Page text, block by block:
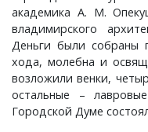
академика А. М.
владимирского
Деньги были собраны
хода, молебна и
возложили венки,
остальные –
Городской Думе
Слотино, село
Сорокина, деревня
Старова, деревня
Паустово, деревня
Пески, деревня
Пировы-Городищи,
Фролово, урочище
Чулково, поселок
Шубино, деревня
Старково, деревня
Таланово, деревня
Тасинский Бор, поселок
Горки, село
Городок, деревня
Гусево, деревня
Малышево, село
Маринино, село
Марьино, село
Новобусино, деревня
Новофетинино,
Раздолье, поселок
Лужки, деревня
Ляхи, село
Максимово, деревня
Новоселки, село
Окулово, деревня
Орлово, деревня
Матренино, село
Мышлино, деревня
Нагорный, поселок
Лучинское, деревня
Некрасиха, деревня
Одерихино, деревня
Овсяниково, деревня
Передел, деревня
Погребищи, деревня
Новое, село
Павловское, село
Петраково, село
Перелоги, село
Петрушино, деревня
Подолец, село